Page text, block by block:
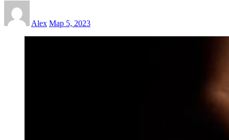
Alex Мар 5, 2023